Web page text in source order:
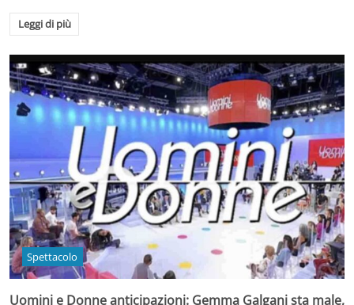
Leggi di più
Spettacolo
Uomini e Donne anticipazioni: Gemma Galgani sta male,